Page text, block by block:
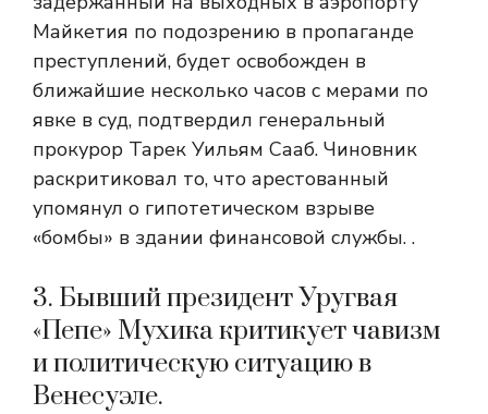
Майкетия по подозрению в пропаганде
преступлений, будет освобожден в
ближайшие несколько часов с мерами по
явке в суд, подтвердил генеральный
прокурор Тарек Уильям Сааб. Чиновник
раскритиковал то, что арестованный
упомянул о гипотетическом взрыве
«бомбы» в здании финансовой службы. .
3. Бывший президент Уругвая
«Пепе» Мухика критикует чавизм
и политическую ситуацию в
Венесуэле.